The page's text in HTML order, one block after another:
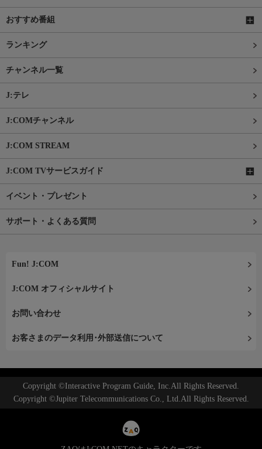
おすすめ番組
ランキング
チャンネル一覧
J:テレ
J:COMチャンネル
J:COM STREAM
J:COM TVサービスガイド
イベント・プレゼント
サポート・よくある質問
Fun! J:COM
J:COM オフィシャルサイト
お問い合わせ
お客さまのデータ利用･外部送信について
Copyright ©Interactive Program Guide, Inc.All Rights Reserved.
Copyright ©Jupiter Telecommunications Co., Ltd.All Rights Reserved.